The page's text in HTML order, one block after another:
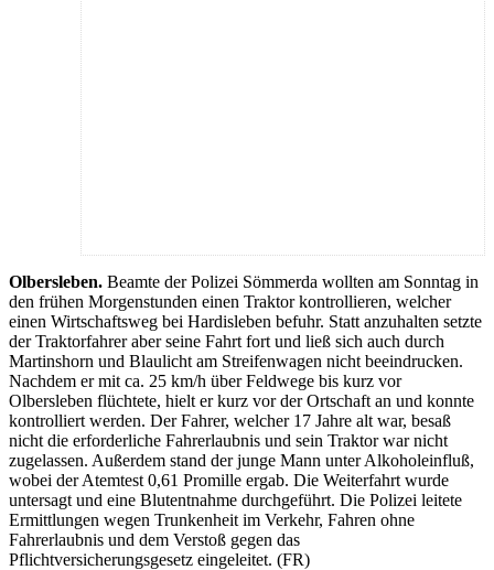
Olbersleben. Beamte der Polizei Sömmerda wollten am Sonntag in
den frühen Morgenstunden einen Traktor kontrollieren, welcher
einen Wirtschaftsweg bei Hardisleben befuhr. Statt anzuhalten setzte
der Traktorfahrer aber seine Fahrt fort und ließ sich auch durch
Martinshorn und Blaulicht am Streifenwagen nicht beeindrucken.
Nachdem er mit ca. 25 km/h über Feldwege bis kurz vor
Olbersleben flüchtete, hielt er kurz vor der Ortschaft an und konnte
kontrolliert werden. Der Fahrer, welcher 17 Jahre alt war, besaß
nicht die erforderliche Fahrerlaubnis und sein Traktor war nicht
zugelassen. Außerdem stand der junge Mann unter Alkoholeinfluß,
wobei der Atemtest 0,61 Promille ergab. Die Weiterfahrt wurde
untersagt und eine Blutentnahme durchgeführt. Die Polizei leitete
Ermittlungen wegen Trunkenheit im Verkehr, Fahren ohne
Fahrerlaubnis und dem Verstoß gegen das
Pflichtversicherungsgesetz eingeleitet. (FR)